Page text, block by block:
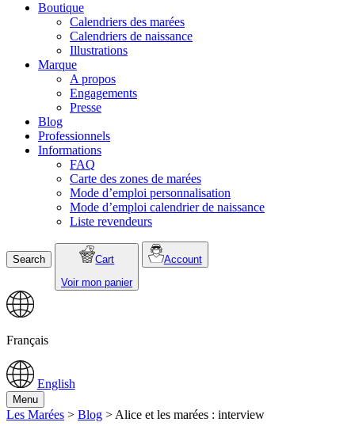
Boutique
Calendriers des marées
Calendriers de naissance
Illustrations
Marque
A propos
Engagements
Presse
Blog
Professionnels
Informations
FAQ
Carte des zones de marées
Mode d’emploi personnalisation
Mode d’emploi calendrier de naissance
Liste revendeurs
Search
Cart
Voir mon panier
Account
Français
English
Menu
Les Marées > Blog > Alice et les marées : interview